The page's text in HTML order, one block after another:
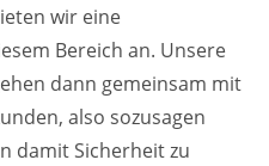
wir eine
Bereich an. Unsere
dann gemeinsam mit
also sozusagen
damit Sicherheit zu